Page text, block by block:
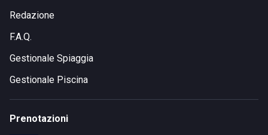
Redazione
F.A.Q.
Gestionale Spiaggia
Gestionale Piscina
Prenotazioni